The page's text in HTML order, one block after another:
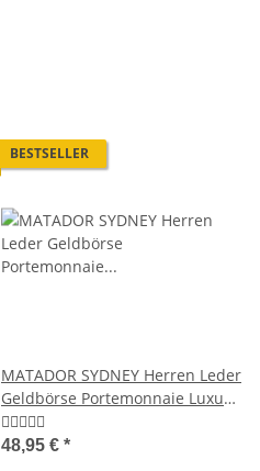
BESTSELLER
MATADOR SYDNEY Herren Leder
Geldbörse Portemonnaie Luxus
RFID
48,95 € *